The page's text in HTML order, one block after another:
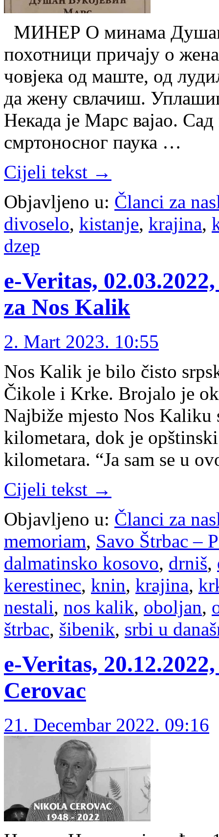
МИНЕР О минама Душан
похотници причају о
човјека од маште, од
да жену свлачиш.
Некада је Марс вајао.
смртоносног паука …
Cijeli tekst →
Objavljeno u: Članci za
divoselo, kistanje, krajina,
dzep
e-Veritas,
za Nos Kalik
2. Mart 2023. 10:55
Nos Kalik je bilo čisto
Čikole i Krke. Brojalo je
Najbiže mjesto Nos
kilometara, dok je
kilometara. “Ja sam se u
Cijeli tekst →
Objavljeno u: Članci za
memoriam, Savo Štrbac –
dalmatinsko kosovo, drniš,
kerestinec, knin, krajina,
nestali, nos kalik, oboljan,
štrbac, šibenik, srbi u
е-Veritas,
Cerovac
21. Decembar 2022. 09:16